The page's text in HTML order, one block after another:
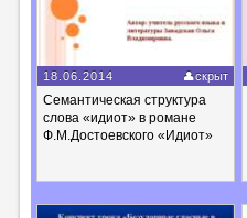
18.06.2014 скрыт
Семантическая структура
слова «идиот» в романе
Ф.М.Достоевского «Идиот»